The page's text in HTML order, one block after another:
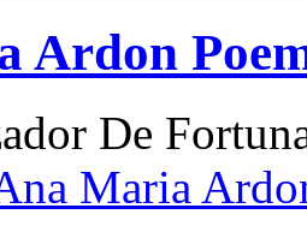
Ardon
De
Maria